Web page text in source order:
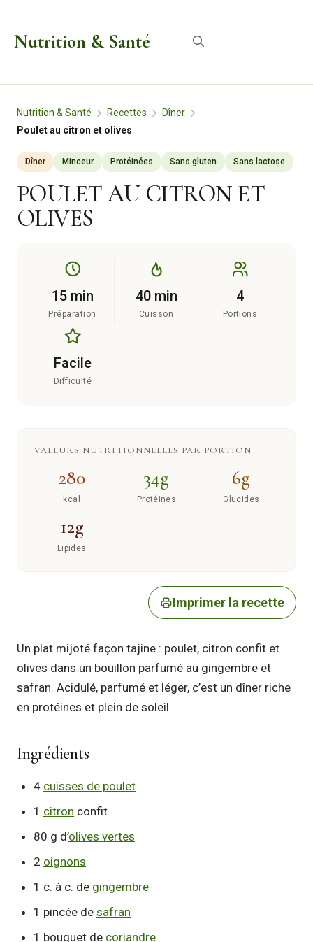
Nutrition & Santé
Nutrition & Santé Recettes
Dîner
Poulet au citron et olives
Dîner Minceur Protéinées Sans gluten Sans lactose
POULET AU CITRON ET
OLIVES
15 min
Préparation
40 min
Cuisson
4
Portions
Facile
Difficulté
VALEURS NUTRITIONNELLES PAR PORTION
280
kcal
34g
Protéines
6g
Glucides
12g
Lipides
Imprimer la recette
Un plat mijoté façon tajine : poulet, citron confit et
olives dans un bouillon parfumé au gingembre et
safran. Acidulé, parfumé et léger, c’est un dîner riche
en protéines et plein de soleil.
Ingrédients
4 cuisses de poulet
1 citron confit
80 g d’olives vertes
2 oignons
1 c. à c. de gingembre
1 pincée de safran
1 bouquet de coriandre